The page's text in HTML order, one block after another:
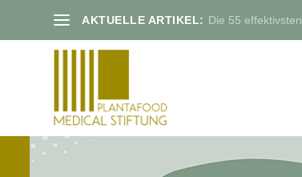
AKTUELLE ARTIKEL: Die 55